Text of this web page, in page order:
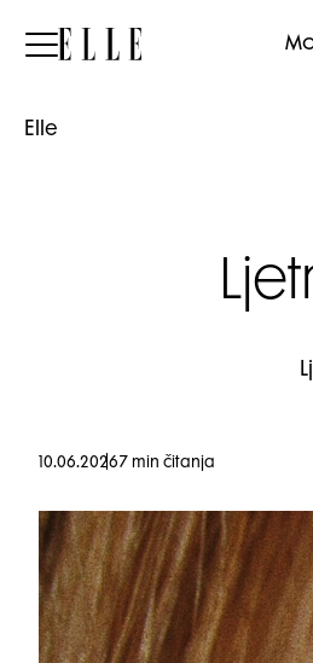
Elle
Elle
10.06.20267 min čitanja